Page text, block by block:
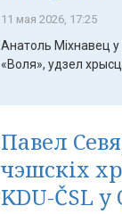
11 мая 2026, 17:25
Анатоль Міхнавец
«Воля», удзел
Павел
чэшскіх
KDU-ČSL у